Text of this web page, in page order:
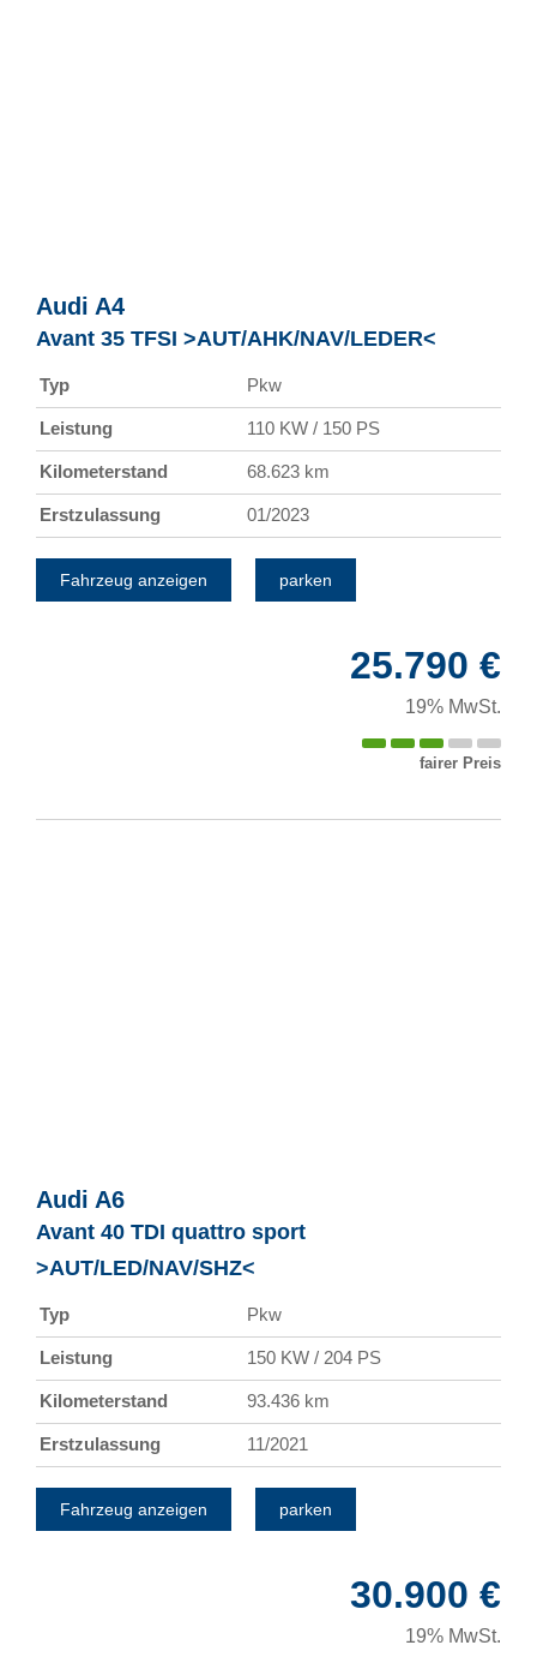
Audi A4
Avant 35 TFSI >AUT/AHK/NAV/LEDER<
Typ Pkw
Leistung 110 KW / 150 PS
Kilometerstand 68.623 km
Erstzulassung 01/2023
Fahrzeug anzeigen parken
25.790 €
19% MwSt.
fairer Preis
Audi A6
Avant 40 TDI quattro sport
>AUT/LED/NAV/SHZ<
Typ Pkw
Leistung 150 KW / 204 PS
Kilometerstand 93.436 km
Erstzulassung 11/2021
Fahrzeug anzeigen parken
30.900 €
19% MwSt.